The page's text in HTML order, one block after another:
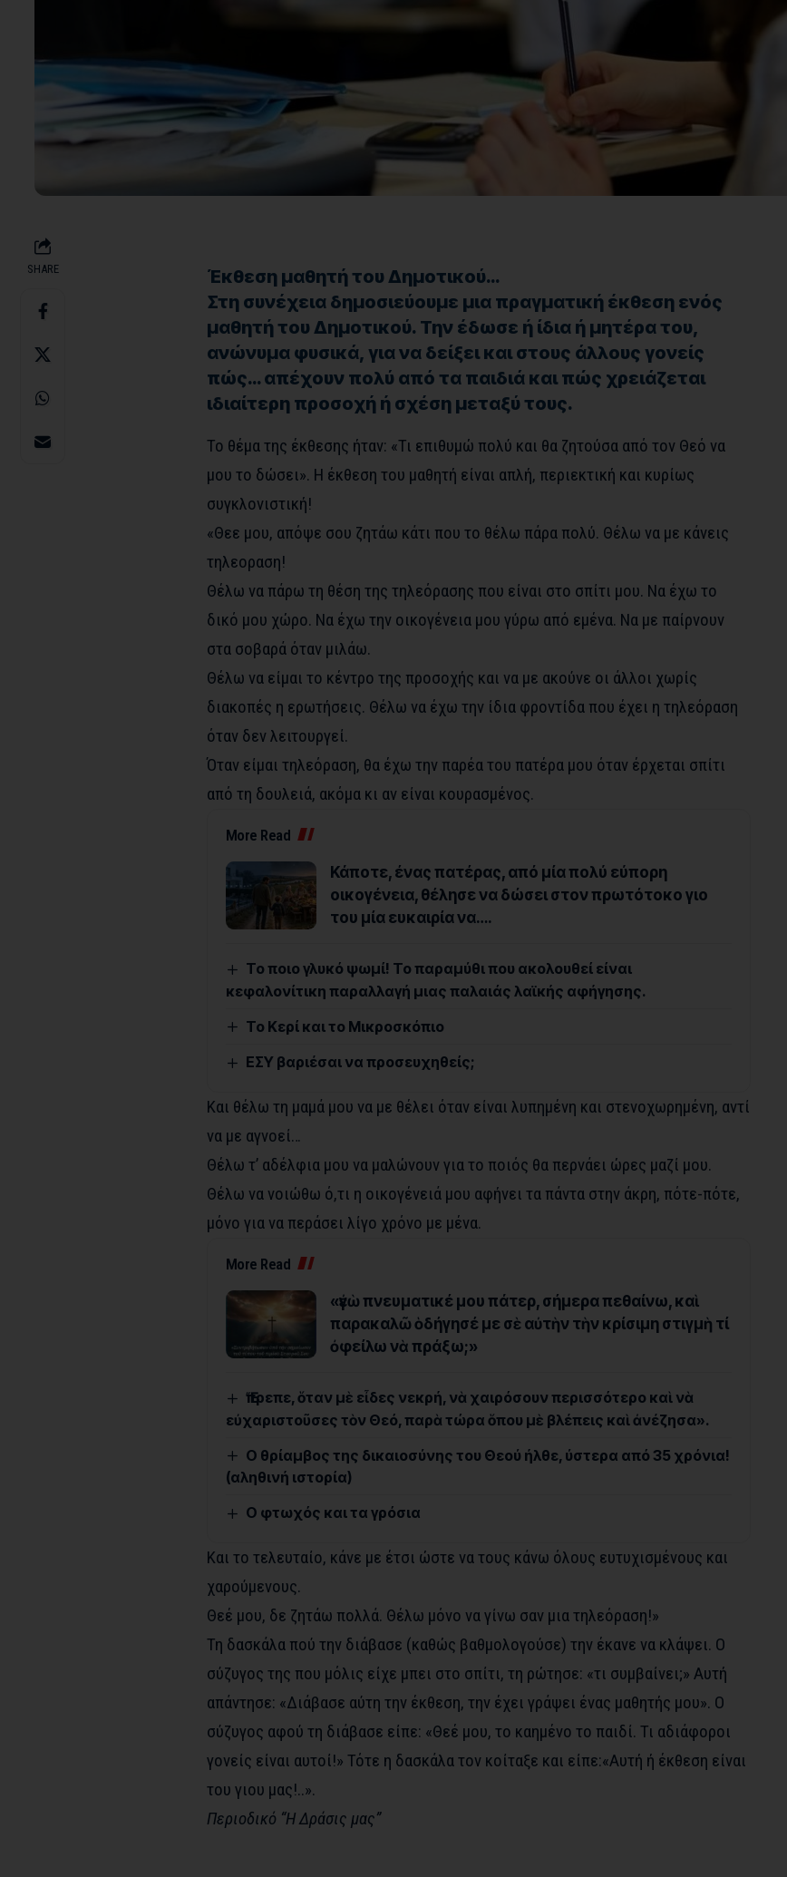
SHARE
Έκθεση μαθητή του Δημοτικού…
Στη συνέχεια δημοσιεύουμε μια πραγματική έκθεση ενός
μαθητή του Δημοτικού. Την έδωσε ή ίδια ή μητέρα του,
ανώνυμα φυσικά, για να δείξει και στους άλλους γονείς
πώς… απέχουν πολύ από τα παιδιά και πώς χρειάζεται
ιδιαίτερη προσοχή ή σχέση μεταξύ τους.
Το θέμα της έκθεσης ήταν: «Τι επιθυμώ πολύ και θα ζητούσα από τον Θεό να
μου το δώσει». Η έκθεση του μαθητή είναι απλή, περιεκτική και κυρίως
συγκλονιστική!
«Θεε μου, απόψε σου ζητάω κάτι που το θέλω πάρα πολύ. Θέλω να με κάνεις
τηλεοραση!
Θέλω να πάρω τη θέση της τηλεόρασης που είναι στο σπίτι μου. Να έχω το
δικό μου χώρο. Να έχω την οικογένεια μου γύρω από εμένα. Να με παίρνουν
στα σοβαρά όταν μιλάω.
Θέλω να είμαι το κέντρο της προσοχής και να με ακούνε οι άλλοι χωρίς
διακοπές η ερωτήσεις. Θέλω να έχω την ίδια φροντίδα που έχει η τηλεόραση
όταν δεν λειτουργεί.
Όταν είμαι τηλεόραση, θα έχω την παρέα του πατέρα μου όταν έρχεται σπίτι
από τη δουλειά, ακόμα κι αν είναι κουρασμένος.
More Read
Κάποτε, ένας πατέρας, από μία πολύ εύπορη
οικογένεια, θέλησε να δώσει στον πρωτότοκο γιο
του μία ευκαιρία να….
Το ποιο γλυκό ψωμί! Το παραμύθι που ακολουθεί είναι
κεφαλονίτικη παραλλαγή μιας παλαιάς λαϊκής αφήγησης.
Το Κερί και το Μικροσκόπιο
ΕΣΥ βαριέσαι να προσευχηθείς;
Και θέλω τη μαμά μου να με θέλει όταν είναι λυπημένη και στενοχωρημένη, αντί
να με αγνοεί…
Θέλω τ’ αδέλφια μου να μαλώνουν για το ποιός θα περνάει ώρες μαζί μου.
Θέλω να νοιώθω ό,τι η οικογένειά μου αφήνει τα πάντα στην άκρη, πότε-πότε,
μόνο για να περάσει λίγο χρόνο με μένα.
More Read
«ἐγὼ πνευματικέ μου πάτερ, σήμερα πεθαίνω, καὶ
παρακαλῶ ὁδήγησέ με σὲ αὐτὴν τὴν κρίσιμη στιγμὴ τί
ὀφείλω νὰ πράξω;»
Ἔπρεπε, ὅταν μὲ εἶδες νεκρή, νὰ χαιρόσουν περισσότερο καὶ νὰ
εὐχαριστοῦσες τὸν Θεό, παρὰ τώρα ὅπου μὲ βλέπεις καὶ ἀνέζησα».
Ο θρίαμβος της δικαιοσύνης του Θεού ήλθε, ύστερα από 35 χρόνια!
(αληθινή ιστορία)
O φτωχός και τα γρόσια
Και το τελευταίο, κάνε με έτσι ώστε να τους κάνω όλους ευτυχισμένους και
χαρούμενους.
Θεέ μου, δε ζητάω πολλά. Θέλω μόνο να γίνω σαν μια τηλεόραση!»
Τη δασκάλα πού την διάβασε (καθώς βαθμολογούσε) την έκανε να κλάψει. Ο
σύζυγος της που μόλις είχε μπει στο σπίτι, τη ρώτησε: «τι συμβαίνει;» Αυτή
απάντησε: «Διάβασε αύτη την έκθεση, την έχει γράψει ένας μαθητής μου». Ο
σύζυγος αφού τη διάβασε είπε: «Θεέ μου, το καημένο το παιδί. Τι αδιάφοροι
γονείς είναι αυτοί!» Τότε η δασκάλα τον κοίταξε και είπε:«Αυτή ή έκθεση είναι
του γιου μας!..».
Περιοδικό “Η Δράσις μας”